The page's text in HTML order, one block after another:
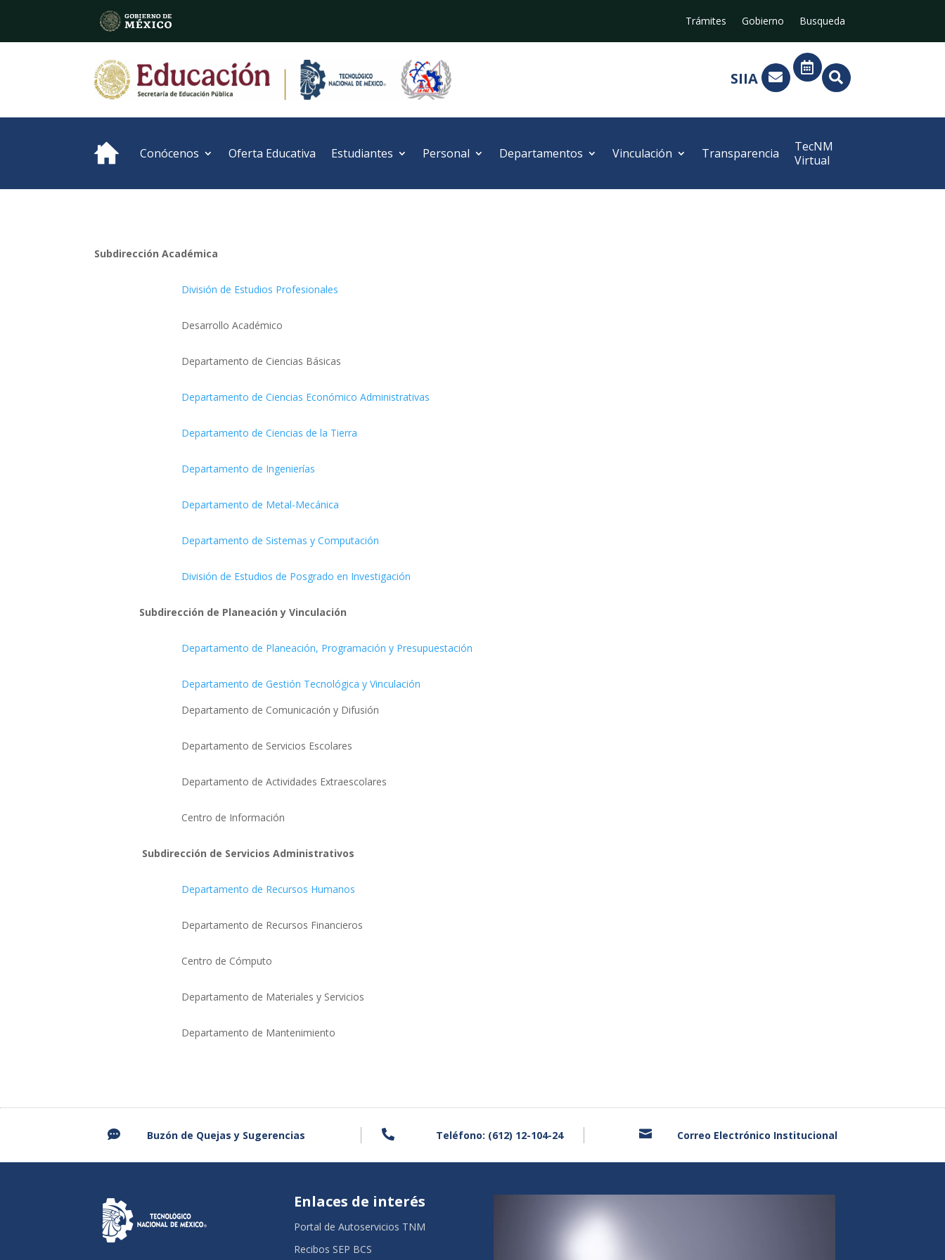
Trámites Gobierno Busqueda
SIIA 


Conócenos Oferta Educativa Estudiantes Personal Departamentos Vinculación Transparencia
TecNM
Virtual
Subdirección Académica
División de Estudios Profesionales
Desarrollo Académico
Departamento de Ciencias Básicas
Departamento de Ciencias Económico Administrativas
Departamento de Ciencias de la Tierra
Departamento de Ingenierías
Departamento de Metal-Mecánica
Departamento de Sistemas y Computación
División de Estudios de Posgrado en Investigación
Subdirección de Planeación y Vinculación
Departamento de Planeación, Programación y Presupuestación
Departamento de Gestión Tecnológica y Vinculación
Departamento de Comunicación y Difusión
Departamento de Servicios Escolares
Departamento de Actividades Extraescolares
Centro de Información
Subdirección de Servicios Administrativos
Departamento de Recursos Humanos
Departamento de Recursos Financieros
Centro de Cómputo
Departamento de Materiales y Servicios
Departamento de Mantenimiento
 Buzón de Quejas y Sugerencias  Teléfono: (612) 12-104-24  Correo Electrónico Institucional
Enlaces de interés
Portal de Autoservicios TNM
Recibos SEP BCS